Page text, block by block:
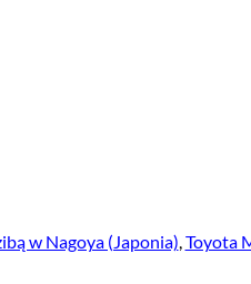
w Nagoya (Japonia),Toyota